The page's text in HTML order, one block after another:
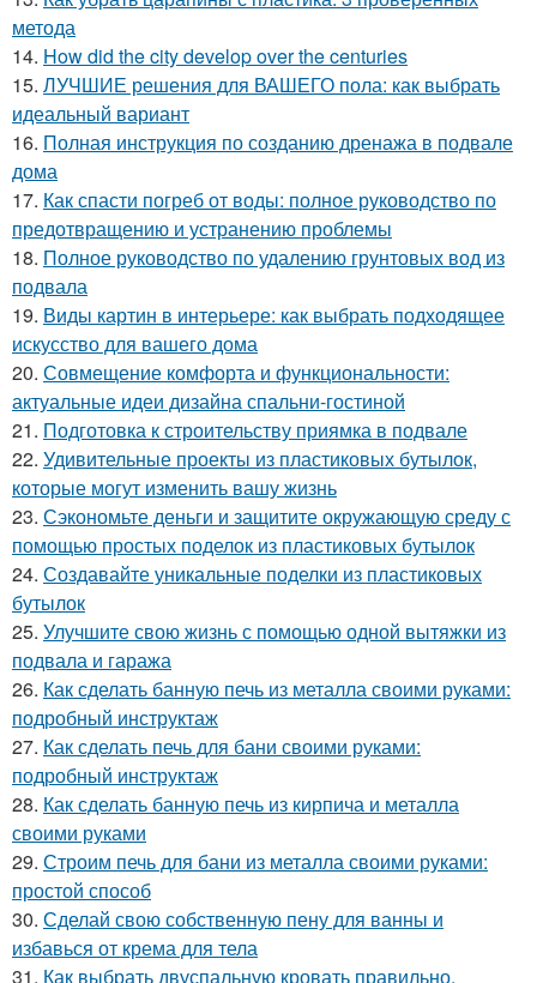
метода
14. How did the city develop over the centuries
15. ЛУЧШИЕ решения для ВАШЕГО пола: как выбрать
идеальный вариант
16. Полная инструкция по созданию дренажа в подвале
дома
17. Как спасти погреб от воды: полное руководство по
предотвращению и устранению проблемы
18. Полное руководство по удалению грунтовых вод из
подвала
19. Виды картин в интерьере: как выбрать подходящее
искусство для вашего дома
20. Совмещение комфорта и функциональности:
актуальные идеи дизайна спальни-гостиной
21. Подготовка к строительству приямка в подвале
22. Удивительные проекты из пластиковых бутылок,
которые могут изменить вашу жизнь
23. Сэкономьте деньги и защитите окружающую среду с
помощью простых поделок из пластиковых бутылок
24. Создавайте уникальные поделки из пластиковых
бутылок
25. Улучшите свою жизнь с помощью одной вытяжки из
подвала и гаража
26. Как сделать банную печь из металла своими руками:
подробный инструктаж
27. Как сделать печь для бани своими руками:
подробный инструктаж
28. Как сделать банную печь из кирпича и металла
своими руками
29. Строим печь для бани из металла своими руками:
простой способ
30. Сделай свою собственную пену для ванны и
избавься от крема для тела
31. Как выбрать двуспальную кровать правильно.